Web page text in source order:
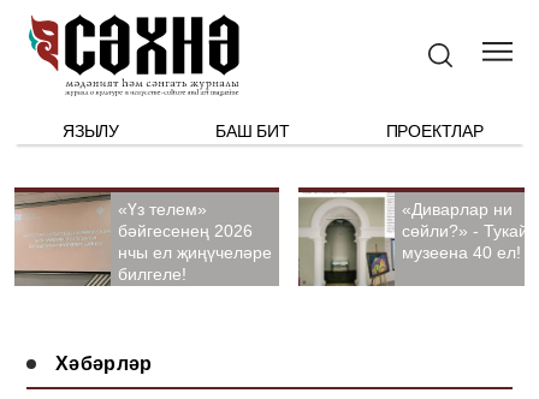
ЯЗЫЛУ БАШ БИТ ПРОЕКТЛАР
«Үз телем»
бәйгесенең 2026
нчы ел җиңүчеләре
билгеле!
«Диварлар ни
сөйли?» - Тукай
музеена 40 ел!
Хәбәрләр